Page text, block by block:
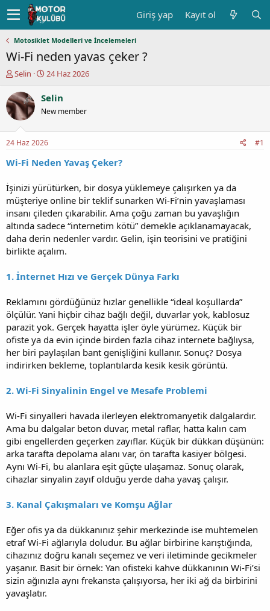
Giriş yap Kayıt ol
Motosiklet Modelleri ve İncelemeleri
Wi-Fi neden yavas çeker ?
K
n
u
y
b
a
ş
t
a
n
Selin
B
ş
a
g
ı
ç
r
i
h
i
24 Haz 2026
Selin
New member
24 Haz 2026 #1
Wi-Fi Neden Yavaş Çeker?
İşinizi yürütürken, bir dosya yüklemeye çalışırken ya da
müşteriye online bir teklif sunarken Wi-Fi’nin yavaşlaması
insanı çileden çıkarabilir. Ama çoğu zaman bu yavaşlığın
altında sadece “internetim kötü” demekle açıklanamayacak,
daha derin nedenler vardır. Gelin, işin teorisini ve pratiğini
birlikte açalım.
1. İnternet Hızı ve Gerçek Dünya Farkı
Reklamını gördüğünüz hızlar genellikle “ideal koşullarda”
ölçülür. Yani hiçbir cihaz bağlı değil, duvarlar yok, kablosuz
parazit yok. Gerçek hayatta işler öyle yürümez. Küçük bir
ofiste ya da evin içinde birden fazla cihaz internete bağlıysa,
her biri paylaşılan bant genişliğini kullanır. Sonuç? Dosya
indirirken bekleme, toplantılarda kesik kesik görüntü.
2. Wi-Fi Sinyalinin Engel ve Mesafe Problemi
Wi-Fi sinyalleri havada ilerleyen elektromanyetik dalgalardır.
Ama bu dalgalar beton duvar, metal raflar, hatta kalın cam
gibi engellerden geçerken zayıflar. Küçük bir dükkan düşünün:
arka tarafta depolama alanı var, ön tarafta kasiyer bölgesi.
Aynı Wi-Fi, bu alanlara eşit güçte ulaşamaz. Sonuç olarak,
cihazlar sinyalin zayıf olduğu yerde daha yavaş çalışır.
3. Kanal Çakışmaları ve Komşu Ağlar
Eğer ofis ya da dükkanınız şehir merkezinde ise muhtemelen
etraf Wi-Fi ağlarıyla doludur. Bu ağlar birbirine karıştığında,
cihazınız doğru kanalı seçemez ve veri iletiminde gecikmeler
yaşanır. Basit bir örnek: Yan ofisteki kahve dükkanının Wi-Fi’si
sizin ağınızla aynı frekansta çalışıyorsa, her iki ağ da birbirini
yavaşlatır.